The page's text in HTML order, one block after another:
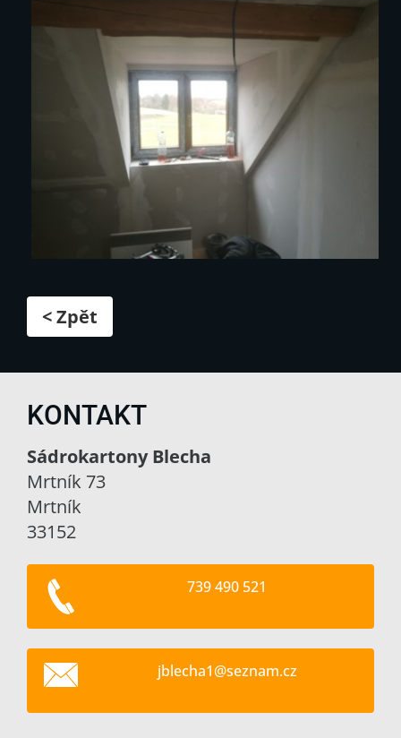
< Zpět
KONTAKT
Sádrokartony Blecha
Mrtník 73
Mrtník
33152
739 490 521
jblecha1@seznam.cz